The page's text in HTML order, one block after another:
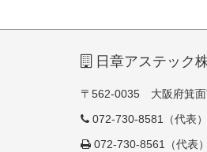
日章アステック
〒562-0035 大阪府箕面
072-730-8581（代表）
072-730-8561（代表）